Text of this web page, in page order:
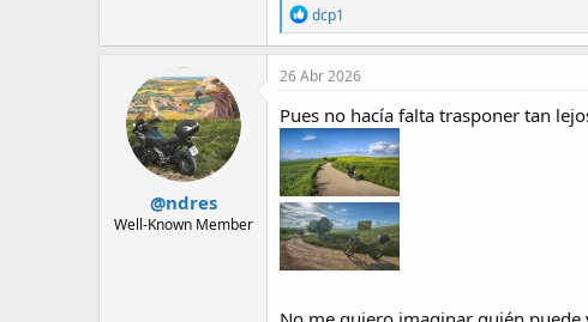
R
e
a
c
i
o
n
s
:
dcp1
@ndres
Well-Known Member
26 Abr 2026
Pues no hacía falta trasponer tan